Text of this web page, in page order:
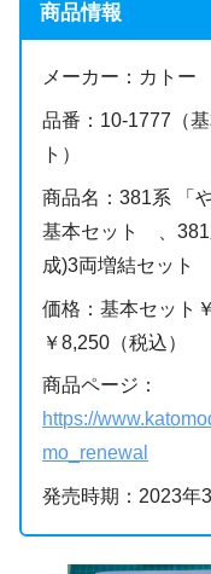
商品情報
メーカー：カトー
品番：10-1777（
ト）
商品名：381系 「
基本セット 、381
成)3両増結セット
価格：基本セット
￥8,250（税込）
商品ページ：
https://
mo_renewal
発売時期：2023年